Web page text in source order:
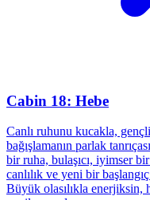
Cabin 18: Hebe
Canlı ruhunu kucakla,
bağışlamanın parlak
bir ruha, bulaşıcı, iyimser
canlılık ve yeni bir
Büyük olasılıkla enerjiksin,